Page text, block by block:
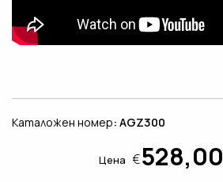
Каталожен номер: AGZ300
Цена €528,00